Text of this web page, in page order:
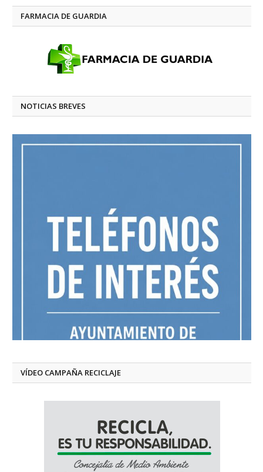
FARMACIA DE GUARDIA
NOTICIAS BREVES
VÍDEO CAMPAÑA RECICLAJE